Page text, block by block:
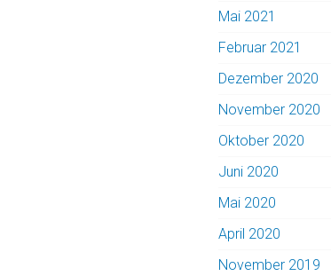
Mai 2021
Februar 2021
Dezember 2020
November 2020
Oktober 2020
Juni 2020
Mai 2020
April 2020
November 2019